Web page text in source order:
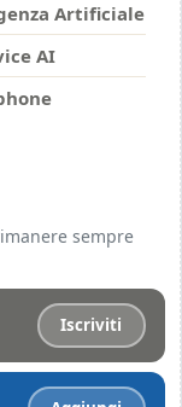
Artificiale
AI
sempre
Iscriviti